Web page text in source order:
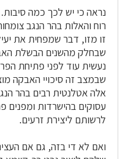
נראה כי יש לכך כמה
רוח והאלות בהר הנגב
זו מזו, דבר שמפחית את
שבחלק מהשנים הבשלת
נעשית עוד לפני פתיחת
שבמצב זה סיכויי האבקה
אלה אטלנטית רבים בהר
עסוקים בהישרדות
לרשותם ליצירת זרעים.
ואם לא די בזה, גם אם